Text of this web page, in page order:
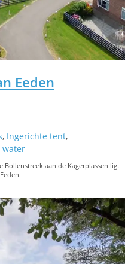
Eeden
, Ingerichte tent,
water
aan de Kagerplassen ligt